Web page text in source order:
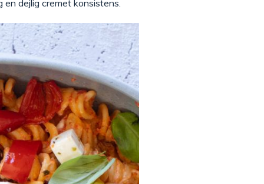
dejlig cremet konsistens.